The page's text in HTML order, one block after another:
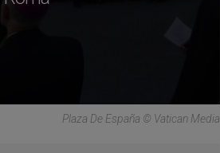
Plaza De España © Vatican Media